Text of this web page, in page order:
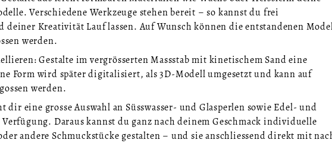
Verschiedene Werkzeuge stehen bereit – so kannst du frei
deiner Kreativität Lauf lassen. Auf Wunsch können die entstandenen
werden.
Gestalte im vergrösserten Massstab mit kinetischem Sand eine
Form wird später digitalisiert, als 3D-Modell umgesetzt und kann auf
werden.
dir eine grosse Auswahl an Süsswasser- und Glasperlen sowie Edel- und
Daraus kannst du ganz nach deinem Geschmack individuelle
andere Schmuckstücke gestalten – und sie anschliessend direkt mit